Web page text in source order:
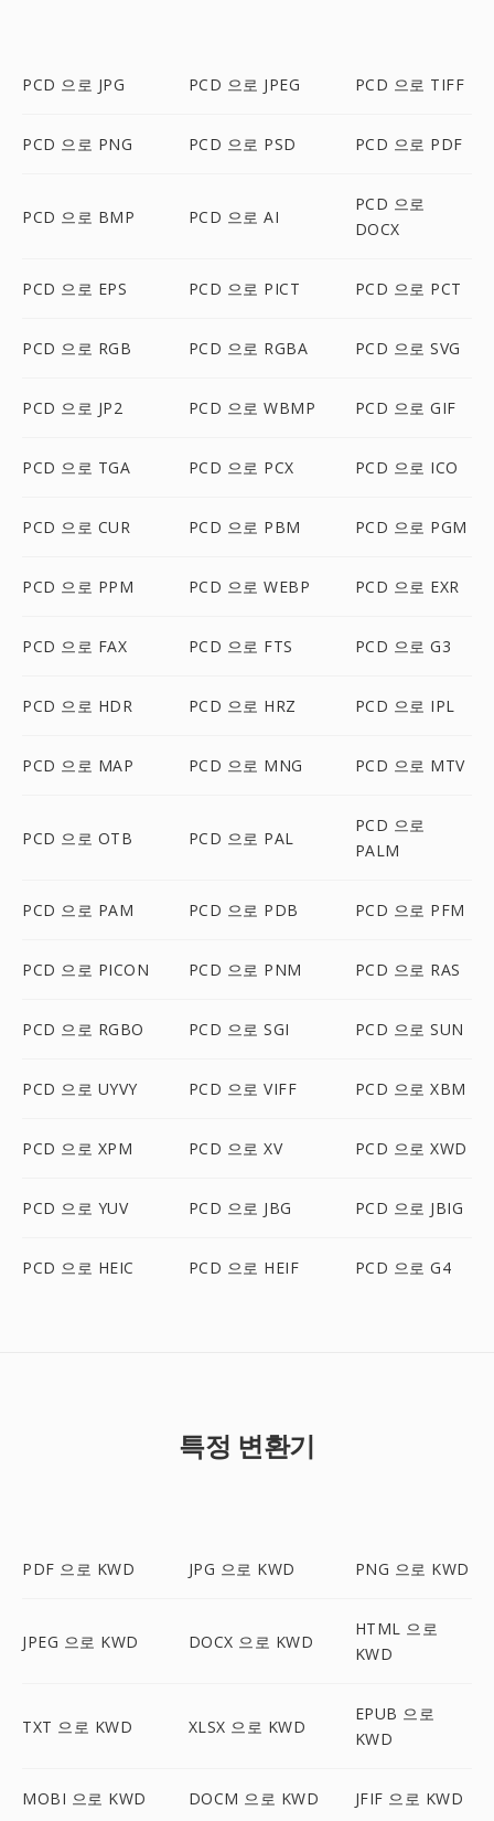
PCD 으로 JPG PCD 으로 JPEG PCD 으로 TIFF
PCD 으로 PNG PCD 으로 PSD PCD 으로 PDF
PCD 으로 BMP PCD 으로 AI
PCD 으로
DOCX
PCD 으로 EPS PCD 으로 PICT PCD 으로 PCT
PCD 으로 RGB PCD 으로 RGBA PCD 으로 SVG
PCD 으로 JP2 PCD 으로 WBMP PCD 으로 GIF
PCD 으로 TGA PCD 으로 PCX PCD 으로 ICO
PCD 으로 CUR PCD 으로 PBM PCD 으로 PGM
PCD 으로 PPM PCD 으로 WEBP PCD 으로 EXR
PCD 으로 FAX PCD 으로 FTS PCD 으로 G3
PCD 으로 HDR PCD 으로 HRZ PCD 으로 IPL
PCD 으로 MAP PCD 으로 MNG PCD 으로 MTV
PCD 으로 OTB PCD 으로 PAL
PCD 으로
PALM
PCD 으로 PAM PCD 으로 PDB PCD 으로 PFM
PCD 으로 PICON PCD 으로 PNM PCD 으로 RAS
PCD 으로 RGBO PCD 으로 SGI PCD 으로 SUN
PCD 으로 UYVY PCD 으로 VIFF PCD 으로 XBM
PCD 으로 XPM PCD 으로 XV PCD 으로 XWD
PCD 으로 YUV PCD 으로 JBG PCD 으로 JBIG
PCD 으로 HEIC PCD 으로 HEIF PCD 으로 G4
특정 변환기
PDF 으로 KWD JPG 으로 KWD PNG 으로 KWD
JPEG 으로 KWD DOCX 으로 KWD
HTML 으로
KWD
TXT 으로 KWD XLSX 으로 KWD
EPUB 으로
KWD
MOBI 으로 KWD DOCM 으로 KWD JFIF 으로 KWD